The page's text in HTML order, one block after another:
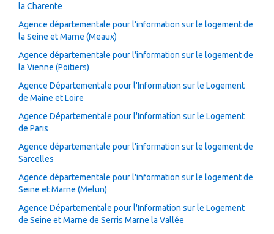
la Charente
Agence départementale pour l'information sur le logement de
la Seine et Marne (Meaux)
Agence départementale pour l'information sur le logement de
la Vienne (Poitiers)
Agence Départementale pour l'Information sur le Logement
de Maine et Loire
Agence Départementale pour l'Information sur le Logement
de Paris
Agence départementale pour l'information sur le logement de
Sarcelles
Agence départementale pour l'information sur le logement de
Seine et Marne (Melun)
Agence Départementale pour l'Information sur le Logement
de Seine et Marne de Serris Marne la Vallée